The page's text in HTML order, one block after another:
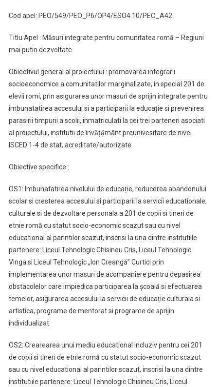
Cod apel: PEO/549/PEO_P6/OP4/ESO4.10/PEO_A42
Titlu Apel : Măsuri integrate pentru comunitatea romă – Regiuni
mai putin dezvoltate
Obiectivul general al proiectului : promovarea integrarii
socioeconomice a comunitatilor marginalizate, in special 201 de
elevii romi, prin asigurarea unor masuri de sprijin integrate pentru
imbunatatirea accesului si a participarii la educație si prevenirea
parasirii timpurii a scolii, inmatriculati la cei trei parteneri asociati
al proiectului, institutii de învățământ preunivesitare de nivel
ISCED 1-4 de stat, acreditate/autorizate.
Obiective specifice :
OS1: Imbunatatirea nivelului de educație, reducerea abandonului
scolar si cresterea accesului si participarii la servicii educationale,
culturale si de dezvoltare personala a 201 de copii si tineri de
etnie romă cu statut socio-economic scazut sau cu nivel
educational al parintilor scazut, inscrisi la una dintre institutiile
partenere: Liceul Tehnologic Chisineu Cris, Liceul Tehnologic
Vinga si Liceul Tehnologic „Ion Creangă” Curtici prin
implementarea unor masuri de acompaniere pentru depasirea
obstacolelor care impiedica participarea la școală si efectuarea
temelor, asigurarea accesului la servicii de educație culturala si
artistica, programe de mentorat si programe de sprijin
individualizat.
OS2: Crearearea unui mediu educational incluziv pentru cei 201
de copii si tineri de etnie romă cu statut socio-economic scazut
sau cu nivel educational al parintilor scazut, inscrisi la una dintre
institutiile partenere: Liceul Tehnologic Chisineu Cris, Liceul